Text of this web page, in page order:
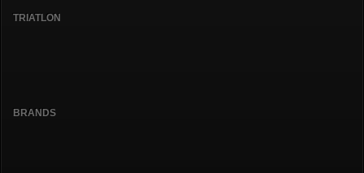
TRIATLON
BRANDS